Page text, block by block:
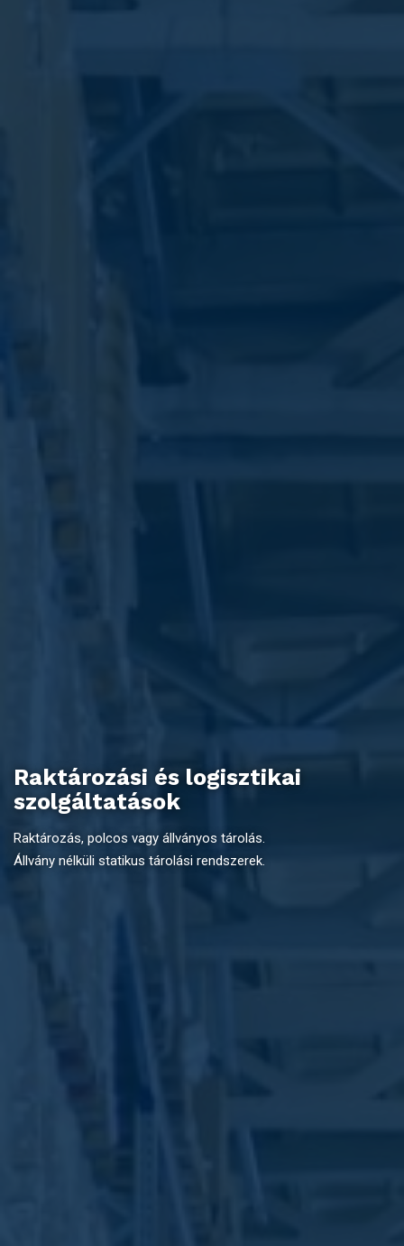
Raktározási és logisztikai
szolgáltatások
Raktározás, polcos vagy állványos tárolás.
Állvány nélküli statikus tárolási rendszerek.